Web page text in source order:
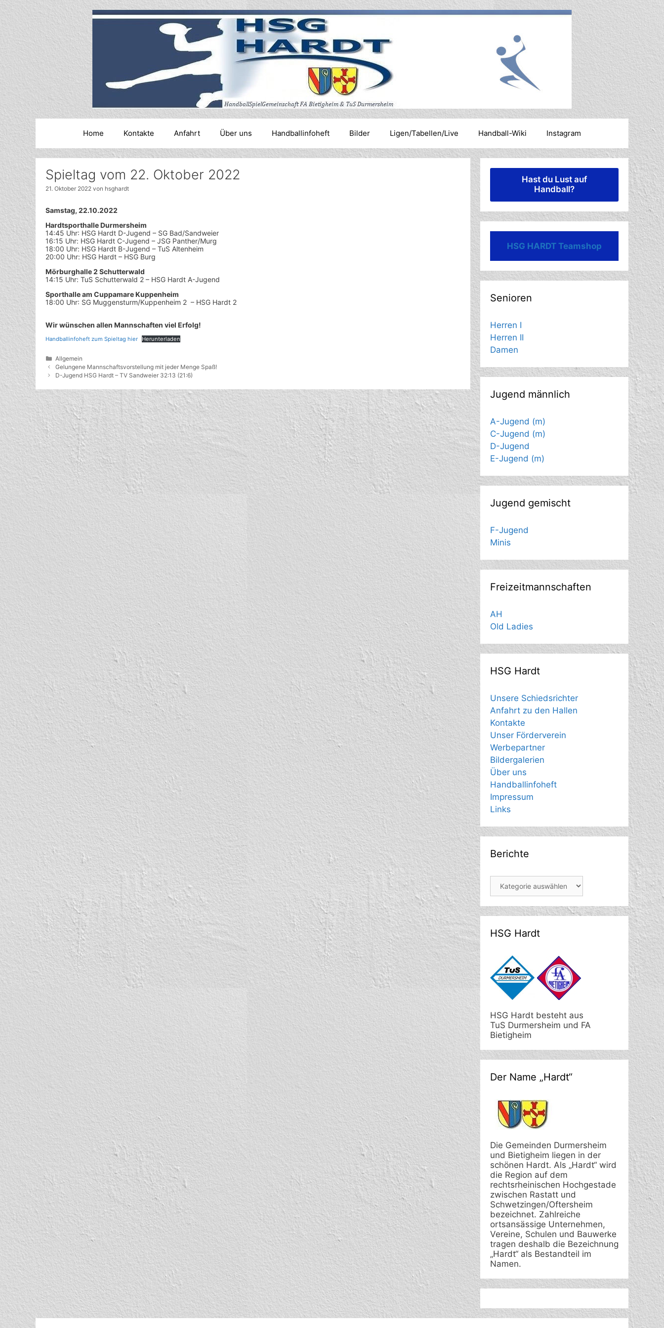
Inhalt
Home Kontakte Anfahrt Über uns Handballinfoheft Bilder Ligen/Tabellen/Live Handball-Wiki Instagram
Spieltag vom 22. Oktober 2022
21. Oktober 2022 von hsghardt
Samstag, 22.10.2022
Hardtsporthalle Durmersheim
14:45 Uhr: HSG Hardt D-Jugend – SG Bad/Sandweier
16:15 Uhr: HSG Hardt C-Jugend – JSG Panther/Murg
18:00 Uhr: HSG Hardt B-Jugend – TuS Altenheim
20:00 Uhr: HSG Hardt – HSG Burg
Mörburghalle 2 Schutterwald
14:15 Uhr: TuS Schutterwald 2 – HSG Hardt A-Jugend
Sporthalle am Cuppamare Kuppenheim
18:00 Uhr: SG Muggensturm/Kuppenheim 2 – HSG Hardt 2
Wir wünschen allen Mannschaften viel Erfolg!
Handballinfoheft zum Spieltag hier Herunterladen
Kategorien
Allgemein
Gelungene Mannschaftsvorstellung mit jeder Menge Spaß!
D-Jugend HSG Hardt – TV Sandweier 32:13 (21:6)
Hast du Lust auf
Handball?
HSG HARDT Teamshop
Senioren
Herren I
Herren II
Damen
Jugend männlich
A-Jugend (m)
C-Jugend (m)
D-Jugend
E-Jugend (m)
Jugend gemischt
F-Jugend
Minis
Freizeitmannschaften
AH
Old Ladies
HSG Hardt
Unsere Schiedsrichter
Anfahrt zu den Hallen
Kontakte
Unser Förderverein
Werbepartner
Bildergalerien
Über uns
Handballinfoheft
Impressum
Links
Berichte
HSG Hardt
HSG Hardt besteht aus
TuS Durmersheim und FA
Bietigheim
Der Name „Hardt“
Die Gemeinden Durmersheim
und Bietigheim liegen in der
schönen Hardt. Als „Hardt“ wird
die Region auf dem
rechtsrheinischen Hochgestade
zwischen Rastatt und
Schwetzingen/Oftersheim
bezeichnet. Zahlreiche
ortsansässige Unternehmen,
Vereine, Schulen und Bauwerke
tragen deshalb die Bezeichnung
„Hardt“ als Bestandteil im
Namen.